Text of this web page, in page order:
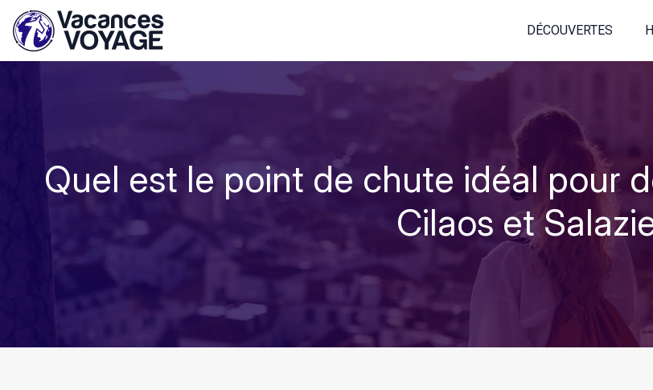
DÉCOUVERTES
Quel est le point de chute idéal pour
Cilaos et